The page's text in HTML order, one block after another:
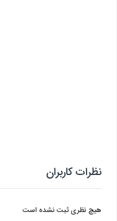
نظرات کاربران
هیچ نظری ثبت نشده است